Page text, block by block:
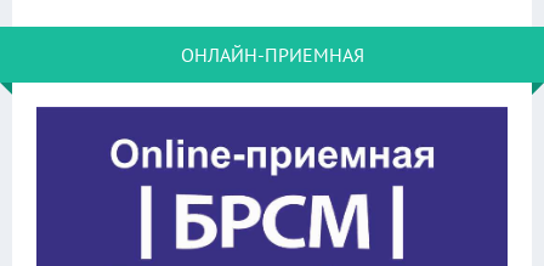
ОНЛАЙН-ПРИЕМНАЯ